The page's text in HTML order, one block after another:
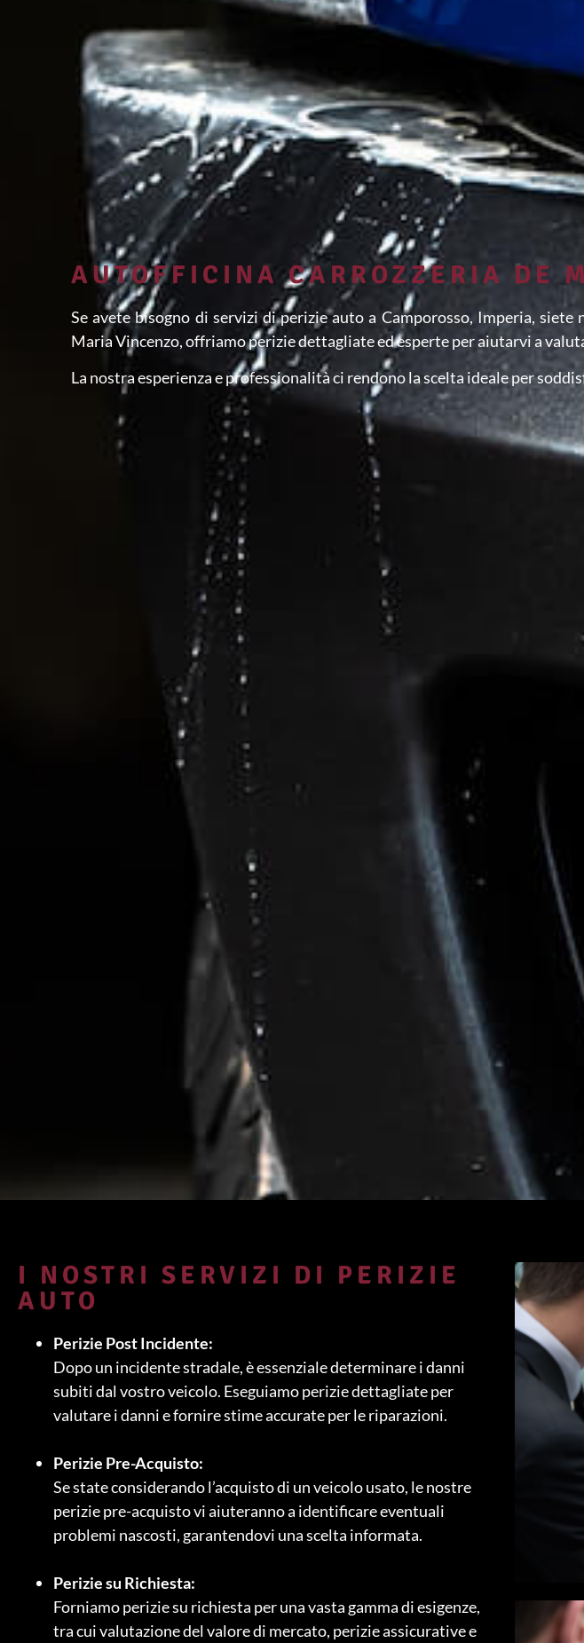
AUTOFFICINA CARROZZERIA DE
Se avete bisogno di servizi di perizie auto a Camporosso, Imperia,
Maria Vincenzo, offriamo perizie dettagliate ed esperte per aiutarvi a
La nostra esperienza e professionalità ci rendono la scelta ideale per
I NOSTRI SERVIZI DI PERIZIE
AUTO
Perizie Post Incidente:
Dopo un incidente stradale, è essenziale determinare i danni
subiti dal vostro veicolo. Eseguiamo perizie dettagliate per
valutare i danni e fornire stime accurate per le riparazioni.
Perizie Pre-Acquisto:
Se state considerando l’acquisto di un veicolo usato, le nostre
perizie pre-acquisto vi aiuteranno a identificare eventuali
problemi nascosti, garantendovi una scelta informata.
Perizie su Richiesta:
Forniamo perizie su richiesta per una vasta gamma di esigenze,
tra cui valutazione del valore di mercato, perizie assicurative e